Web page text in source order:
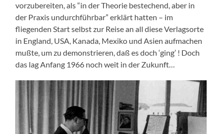
vorzubereiten, als “in der Theorie bestechend, aber in
der Praxis undurchführbar” erklärt hatten – im
fliegenden Start selbst zur Reise an all diese Verlagsorte
in England, USA, Kanada, Mexiko und Asien aufmachen
mußte, um zu demonstrieren, daß es doch ‘ging’ ! Doch
das lag Anfang 1966 noch weit in der Zukunft…